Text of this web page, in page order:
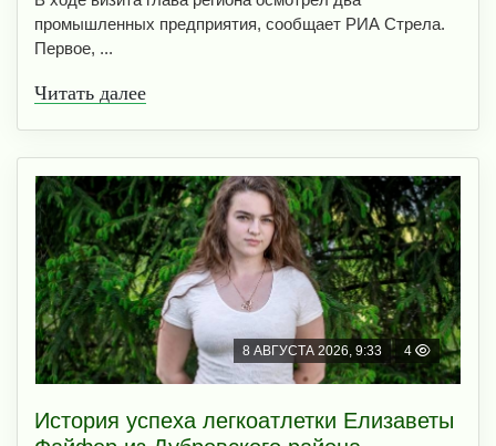
промышленных предприятия, сообщает РИА Стрела.
Первое, ...
Читать далее
8 АВГУСТА 2026, 9:33 4
История успеха легкоатлетки Елизаветы